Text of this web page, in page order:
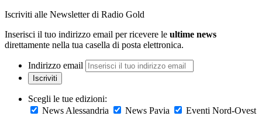
Iscriviti alle Newsletter di Radio Gold
Inserisci il tuo indirizzo email per ricevere le ultime news
direttamente nella tua casella di posta elettronica.
Indirizzo email
Iscriviti
Scegli le tue edizioni:
News Alessandria
News Pavia Eventi Nord-Ovest